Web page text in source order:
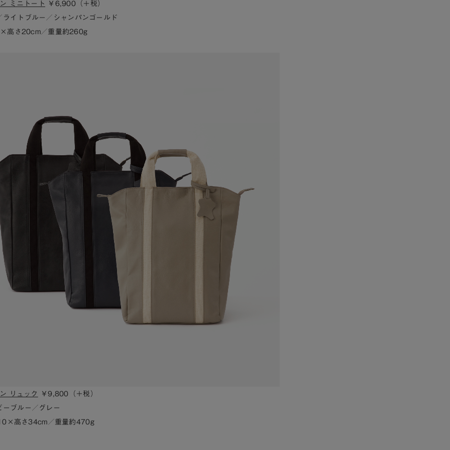
ミニトート
￥6,900（＋税）
ライトブルー／シャンパンゴールド
高さ20cm／重量約260g
リュック
￥9,800（＋税）
ーブルー／グレー
高さ34cm／重量約470g